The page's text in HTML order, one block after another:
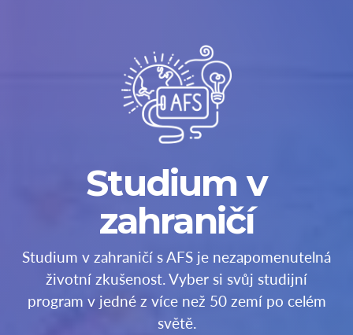
Studium v
zahraničí
Studium v zahraničí s AFS je nezapomenutelná
životní zkušenost. Vyber si svůj studijní
program v jedné z více než 50 zemí po celém
světě.